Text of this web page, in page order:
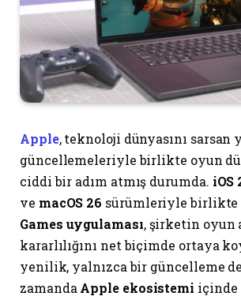
Apple, teknoloji dünyasını sarsan
güncellemeleriyle birlikte oyun
ciddi bir adım atmış durumda. iOS
ve macOS 26 sürümleriyle birlikte
Games uygulaması, şirketin oyun
kararlılığını net biçimde ortaya
yenilik, yalnızca bir güncelleme
zamanda Apple ekosistemi içinde